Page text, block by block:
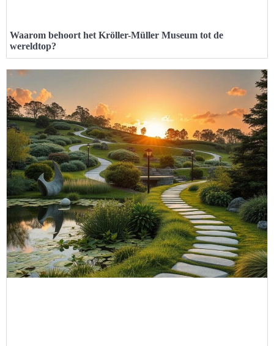
Waarom behoort het Kröller-Müller Museum tot de
wereldtop?